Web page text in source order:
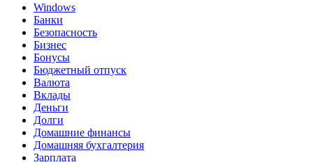
Windows
Банки
Безопасность
Бизнес
Бонусы
Бюджетный отпуск
Валюта
Вклады
Деньги
Долги
Домашние финансы
Домашняя бухгалтерия
Зарплата